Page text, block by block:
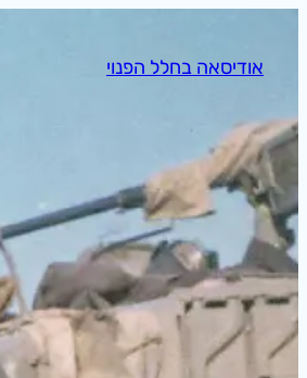
אודיסאה בחלל הפנוי